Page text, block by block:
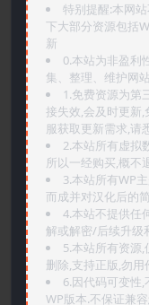
特别提醒:本网
下大部分资源包括
新
0.本站为非盈利
集、整理、维护网
1.免费资源为第
接失效,会及时更新
服获取更新需求,请
2.本站所有虚拟
所以一经购买,概不
3.本站所有WP
而成并对汉化后的
4.本站不提供任
解或解密/后续升级
5.本站所有资源
删除,支持正版,勿用
6.因代码可变性
WP版本.不保证兼